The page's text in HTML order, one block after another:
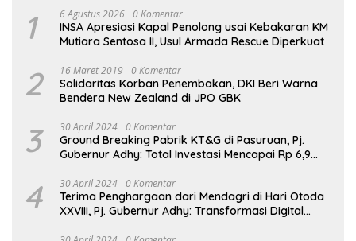
1 6 Agustus 2026 0 Komentar
INSA Apresiasi Kapal Penolong usai Kebakaran KM
Mutiara Sentosa II, Usul Armada Rescue Diperkuat
2 16 Maret 2019 0 Komentar
Solidaritas Korban Penembakan, DKI Beri Warna
Bendera New Zealand di JPO GBK
3 30 April 2024 0 Komentar
Ground Breaking Pabrik KT&G di Pasuruan, Pj.
Gubernur Adhy: Total Investasi Mencapai Rp 6,9
4 30 April 2024 0 Komentar
Terima Penghargaan dari Mendagri di Hari Otoda
XXVIII, Pj. Gubernur Adhy: Transformasi Digital